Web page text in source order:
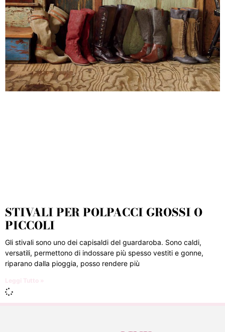
STIVALI PER POLPACCI GROSSI O
PICCOLI
Gli stivali sono uno dei capisaldi del guardaroba. Sono caldi,
versatili, permettono di indossare più spesso vestiti e gonne,
riparano dalla pioggia, posso rendere più
Leggi Tutto »